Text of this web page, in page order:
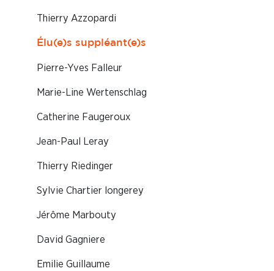
Thierry Azzopardi
Élu(e)s suppléant(e)s
Pierre-Yves Falleur
Marie-Line Wertenschlag
Catherine Faugeroux
Jean-Paul Leray
Thierry Riedinger
Sylvie Chartier longerey
Jérôme Marbouty
David Gagniere
Emilie Guillaume